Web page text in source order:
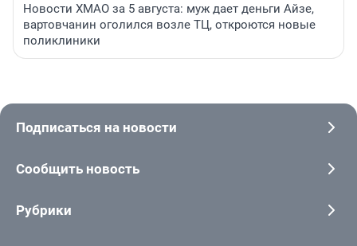
Новости ХМАО за 5 августа: муж дает деньги Айзе,
вартовчанин оголился возле ТЦ, откроются новые
поликлиники
Подписаться на новости
Сообщить новость
Рубрики